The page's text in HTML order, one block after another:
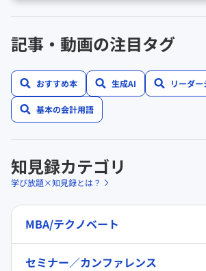
記事・動画の注目タグ
おすすめ本 生成AI リーダ
基本の会計用語
知見録カテゴリ
学び放題×知見録とは？
MBA/テクノベート
セミナー／カンファレンス